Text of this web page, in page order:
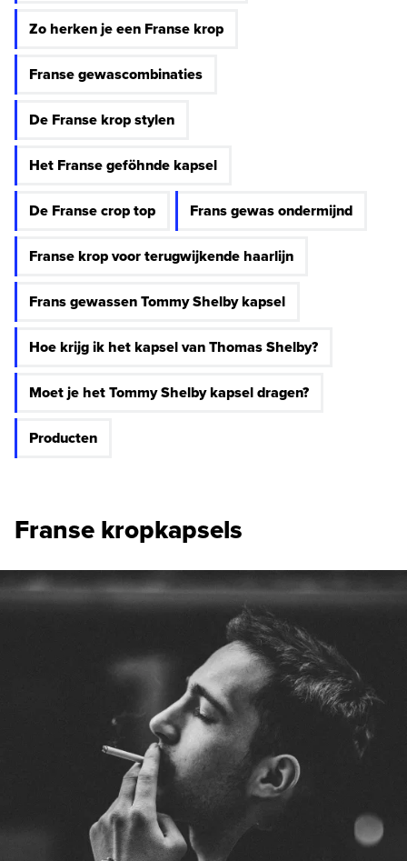
Zo herken je een Franse krop
Franse gewascombinaties
De Franse krop stylen
Het Franse geföhnde kapsel
De Franse crop top Frans gewas ondermijnd
Franse krop voor terugwijkende haarlijn
Frans gewassen Tommy Shelby kapsel
Hoe krijg ik het kapsel van Thomas Shelby?
Moet je het Tommy Shelby kapsel dragen?
Producten
Franse kropkapsels